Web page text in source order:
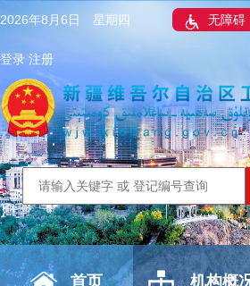
2026年8月6日 星期四 无障碍
登录 注册
首页 机构概